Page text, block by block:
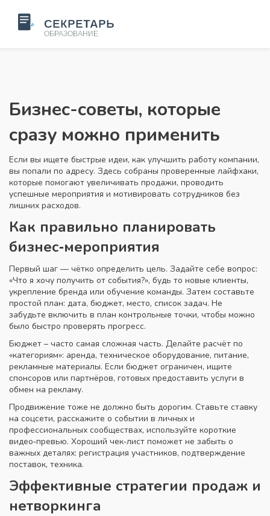
Бизнес-советы, которые
сразу можно применить
Если вы ищете быстрые идеи, как улучшить работу компании,
вы попали по адресу. Здесь собраны проверенные лайфхаки,
которые помогают увеличивать продажи, проводить
успешные мероприятия и мотивировать сотрудников без
лишних расходов.
Как правильно планировать
бизнес‑мероприятия
Первый шаг — чётко определить цель. Задайте себе вопрос:
«Что я хочу получить от события?», будь то новые клиенты,
укрепление бренда или обучение команды. Затем составьте
простой план: дата, бюджет, место, список задач. Не
забудьте включить в план контрольные точки, чтобы можно
было быстро проверять прогресс.
Бюджет – часто самая сложная часть. Делайте расчёт по
«категориям»: аренда, техническое оборудование, питание,
рекламные материалы. Если бюджет ограничен, ищите
спонсоров или партнёров, готовых предоставить услуги в
обмен на рекламу.
Продвижение тоже не должно быть дорогим. Ставьте ставку
на соцсети, расскажите о событии в личных и
профессиональных сообществах, используйте короткие
видео‑превью. Хороший чек‑лист поможет не забыть о
важных деталях: регистрация участников, подтверждение
поставок, техника.
Эффективные стратегии продаж и
нетворкинга